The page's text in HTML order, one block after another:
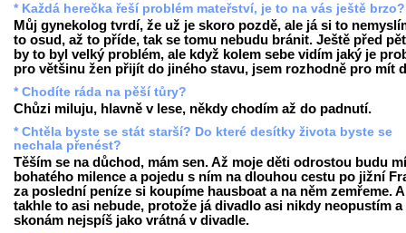
* Každá herečka řeší problém mateřství, je to na vás ještě brzo?
Můj gynekolog tvrdí, že už je skoro pozdě, ale já si to
to osud, až to příde, tak se tomu nebudu bránit. Ještě před
by to byl velký problém, ale když kolem sebe vidím jaký je
pro většinu žen přijít do jiného stavu, jsem rozhodně pro mít
* Chodíte ráda na pěší tůry?
Chůzi miluju, hlavně v lese, někdy chodím až do padnutí.
* Chtěla byste se stát starší? Do které desítky života byste se
nechala přenést?
Těším se na důchod, mám sen. Až moje děti odrostou budu
bohatého milence a pojedu s ním na dlouhou cestu po jižní
za poslední peníze si koupíme hausboat a na něm zemřeme.
takhle to asi nebude, protože já divadlo asi nikdy neopustím a
skonám nejspíš jako vrátná v divadle.